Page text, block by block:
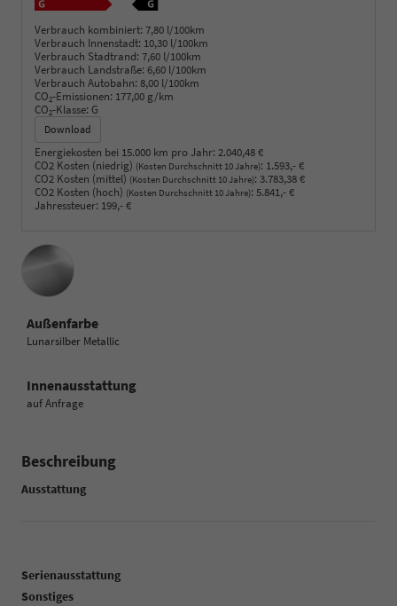
Verbrauch kombiniert: 7,80 l/100km
Verbrauch Innenstadt: 10,30 l/100km
Verbrauch Stadtrand: 7,60 l/100km
Verbrauch Landstraße: 6,60 l/100km
Verbrauch Autobahn: 8,00 l/100km
CO2-Emissionen: 177,00 g/km
CO2-Klasse: G
Download
Energiekosten bei 15.000 km pro Jahr: 2.040,48 €
CO2 Kosten (niedrig) (Kosten Durchschnitt 10 Jahre): 1.593,- €
CO2 Kosten (mittel) (Kosten Durchschnitt 10 Jahre): 3.783,38 €
CO2 Kosten (hoch) (Kosten Durchschnitt 10 Jahre): 5.841,- €
Jahressteuer: 199,- €
Außenfarbe
Lunarsilber Metallic
Innenausstattung
auf Anfrage
Beschreibung
Ausstattung
Serienausstattung
Sonstiges